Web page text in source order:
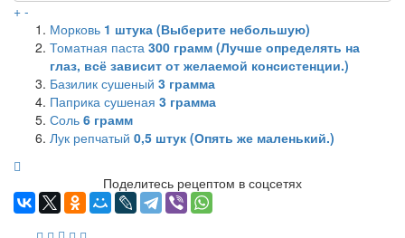
+ -
Морковь 1 штука (Выберите небольшую)
Томатная паста 300 грамм (Лучше определять на
глаз, всё зависит от желаемой консистенции.)
Базилик сушеный 3 грамма
Паприка сушеная 3 грамма
Соль 6 грамм
Лук репчатый 0,5 штук (Опять же маленький.)
Поделитесь рецептом в соцсетях